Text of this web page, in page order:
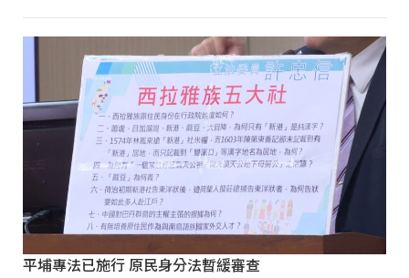
平埔專法已施行 原民身分法暫緩審查